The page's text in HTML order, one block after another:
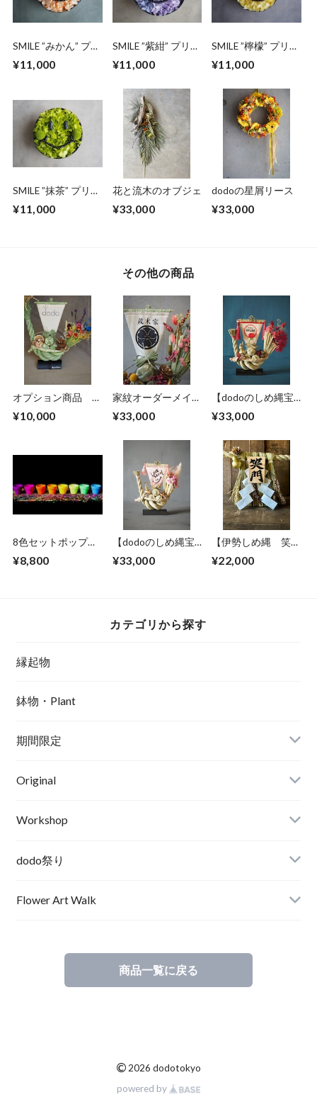
SMILE ”みかん” プリ
ボックスアレンジメ
¥11,000
SMILE ”紫紺” プリザ
ックスアレンジメン
¥11,000
SMILE ”檸檬” プリザ
ックスアレンジメン
¥11,000
SMILE ”抹茶” プリザ
ックスアレンジメン
¥11,000
花と流木のオブジェ
¥33,000
dodoの星屑リース
¥33,000
その他の商品
オプション商品 し
分』手書きオーダー
¥10,000
家紋オーダーメイド
¥33,000
【dodoのしめ縄宝
MOM ”MIZUHIKI
ト しめ縄宝船✖️ド
ライフラワーアレン
ジメント
¥33,000
8色セットポップな
（ss サイズ）
¥8,800
【dodoのしめ縄宝
MOM ”SMILE
¥33,000
【伊勢しめ縄 笑
物
¥22,000
カテゴリから探す
縁起物
鉢物・Plant
期間限定
Original
Workshop
dodo祭り
Flower Art Walk
商品一覧に戻る
© 2026 dodotokyo
powered by